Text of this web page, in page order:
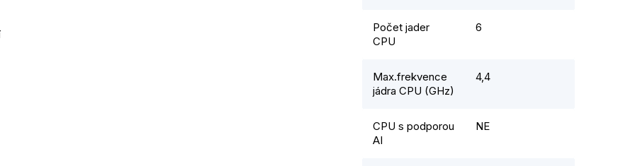
Počet jader
CPU
6
Max.frekvence
jádra CPU (GHz)
4,4
CPU s podporou
AI
NE